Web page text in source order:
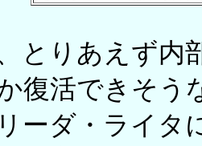
とりあえず内
復活できそう
ーダ・ライタ